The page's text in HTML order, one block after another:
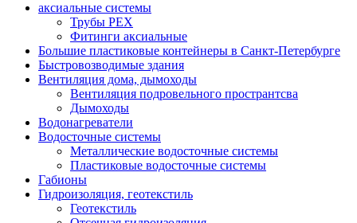
аксиальные системы
Трубы PEX
Фитинги аксиальные
Большие пластиковые контейнеры в Санкт-Петербурге
Быстровозводимые здания
Вентиляция дома, дымоходы
Вентиляция подровельного пространтсва
Дымоходы
Водонагреватели
Водосточные системы
Металлические водосточные системы
Пластиковые водосточные системы
Габионы
Гидроизоляция, геотекстиль
Геотекстиль